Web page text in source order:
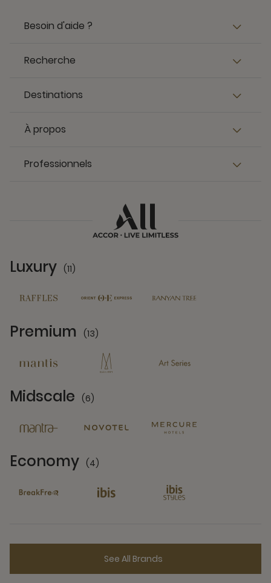
Besoin d'aide ?
Recherche
Destinations
À propos
Professionnels
Luxury (11)
Premium (13)
Midscale (6)
Economy (4)
See All Brands